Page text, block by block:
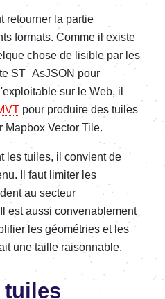
retourner la partie
formats. Comme il existe
chose de lisible par les
ST_AsJSON pour
sur le Web, il
pour produire des tuiles
Mapbox Vector Tile.
les tuiles, il convient de
Il faut limiter les
au secteur
est aussi convenablement
les géométries et les
une taille raisonnable.
tuiles